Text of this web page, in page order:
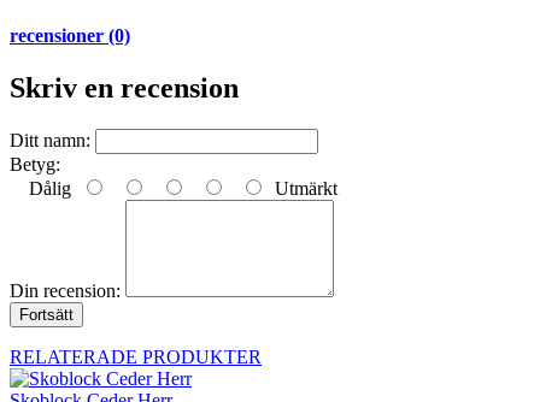
recensioner (0)
Skriv en recension
Ditt namn:
Betyg:
Dålig
Utmärkt
Din recension:
Fortsätt
RELATERADE PRODUKTER